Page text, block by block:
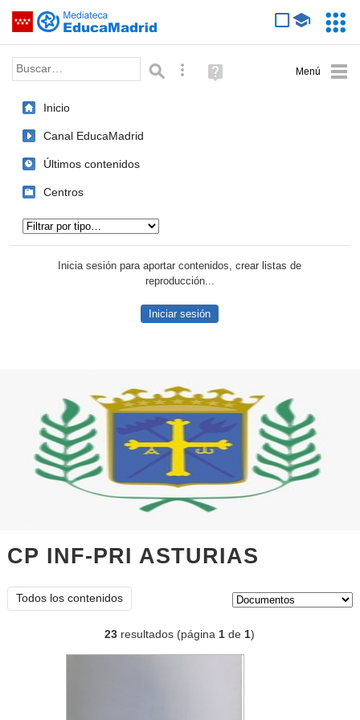
Saltar navegación
Palabra o frase: Búsqueda avanzada
Ayuda
(en
Inicio
Canal EducaMadrid
Últimos contenidos
Centros
Inicia sesión para aportar contenidos, crear listas de
reproducción...
Iniciar sesión
CP INF-PRI ASTURIAS
Todos los contenidos
23 resultados (página1 de1)